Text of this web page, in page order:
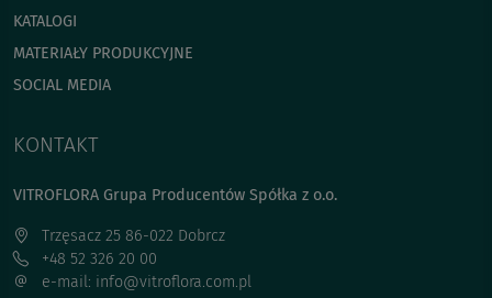
KATALOGI
MATERIAŁY PRODUKCYJNE
SOCIAL MEDIA
KONTAKT
VITROFLORA Grupa Producentów Spółka z o.o.
Trzęsacz 25 86-022 Dobrcz
+48 52 326 20 00
e-mail: info@vitroflora.com.pl